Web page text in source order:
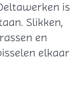
is
Slikken,
en
elkaar